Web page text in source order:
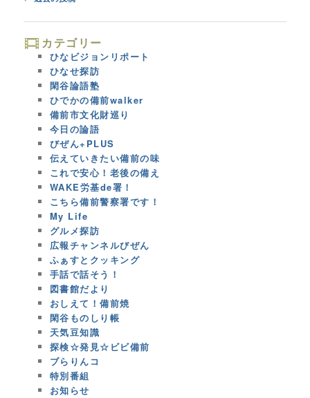
カテゴリー
ひなビジョンリポート
ひなせ探訪
閑谷論語塾
ひでかの備前walker
備前市文化財巡り
今日の論語
びぜん+PLUS
伝えていきたい備前の味
これで安心！老後の備え
WAKE労基de署！
こちら備前警察署です！
My Life
グルメ探訪
広報チャンネルびぜん
ふぁすとクッキング
手話で話そう！
図書館だより
おしえて！備前焼
閑谷ものしり帳
天気豆知識
探検☆発見☆ビビ備前
ブらりんコ
特別番組
お知らせ